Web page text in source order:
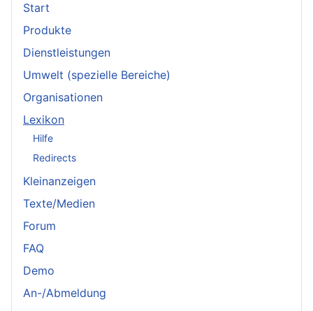
Start
Produkte
Dienstleistungen
Umwelt (spezielle Bereiche)
Organisationen
Lexikon
Hilfe
Redirects
Kleinanzeigen
Texte/Medien
Forum
FAQ
Demo
An-/Abmeldung